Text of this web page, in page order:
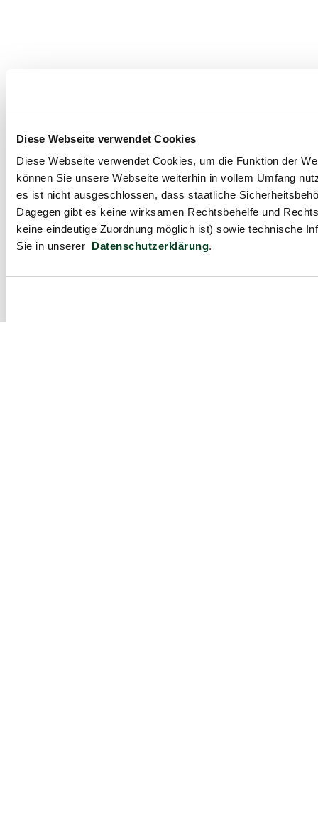
Diese Webseite verwendet Cookies
Diese Webseite verwendet Cookies, um die Funktion der
können Sie unsere Webseite weiterhin in vollem Umfang
es ist nicht ausgeschlossen, dass staatliche
Dagegen gibt es keine wirksamen Rechtsbehelfe und
keine eindeutige Zuordnung möglich ist) sowie technische
Sie in unserer Datenschutzerklärung.